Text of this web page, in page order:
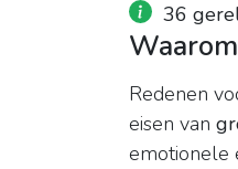
36
Redenen
eisen van
emotionele